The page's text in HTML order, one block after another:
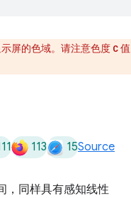
屏的色域。请注意色度 C值
113 15Source
，同样具有感知线性